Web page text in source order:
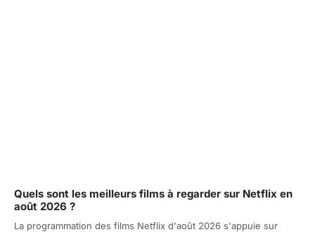
Quels sont les meilleurs films à regarder sur Netflix en
août 2026 ?
La programmation des films Netflix d'août 2026 s'appuie sur